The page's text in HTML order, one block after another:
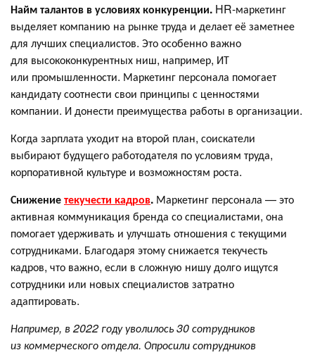
Найм талантов в условиях конкуренции. HR-маркетинг
выделяет компанию на рынке труда и делает её заметнее
для лучших специалистов. Это особенно важно
для высококонкурентных ниш, например, ИТ
или промышленности. Маркетинг персонала помогает
кандидату соотнести свои принципы с ценностями
компании. И донести преимущества работы в организации.
Когда зарплата уходит на второй план, соискатели
выбирают будущего работодателя по условиям труда,
корпоративной культуре и возможностям роста.
Снижениетекучести кадров. Маркетинг персонала — это
активная коммуникация бренда со специалистами, она
помогает удерживать и улучшать отношения с текущими
сотрудниками. Благодаря этому снижается текучесть
кадров, что важно, если в сложную нишу долго ищутся
сотрудники или новых специалистов затратно
адаптировать.
Например, в 2022 году уволилось 30 сотрудников
из коммерческого отдела. Опросили сотрудников